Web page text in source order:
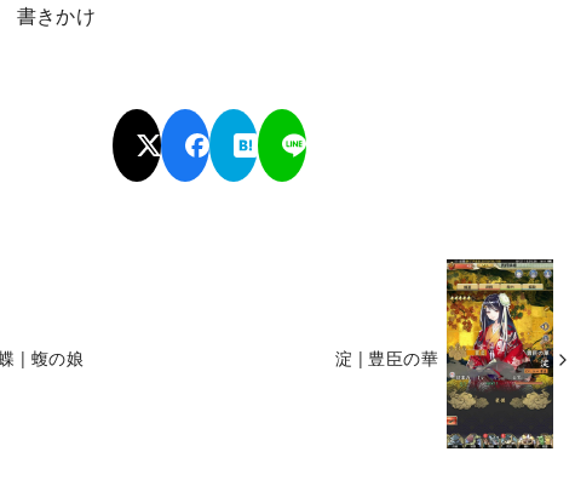
書きかけ
| 蝮の娘 淀 | 豊臣の華